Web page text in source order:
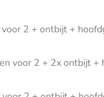
2 + ontbijt +
voor 2 + 2x ontbijt +